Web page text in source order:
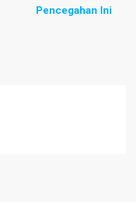
Pencegahan Ini